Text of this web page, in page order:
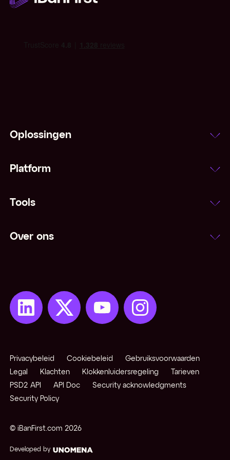
Notering
Open positie
Opkomende / exotische valuta
Oplossingen
Platform
Tools
Over ons
© iBanFirst.com 2026
Developed by
Privacybeleid Cookiebeleid
Gebruiksvoorwaarden
Legal
Klachten Klokkenluidersregeling
Tarieven
PSD2 API
API Doc
Security acknowledgments
Security Policy